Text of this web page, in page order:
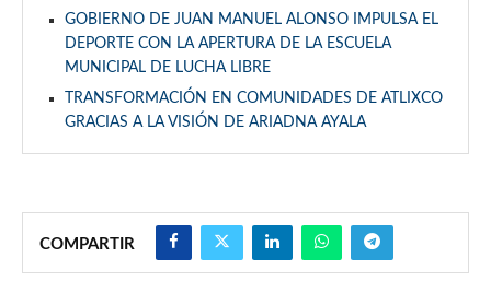
GOBIERNO DE JUAN MANUEL ALONSO IMPULSA EL
DEPORTE CON LA APERTURA DE LA ESCUELA
MUNICIPAL DE LUCHA LIBRE
TRANSFORMACIÓN EN COMUNIDADES DE ATLIXCO
GRACIAS A LA VISIÓN DE ARIADNA AYALA
COMPARTIR